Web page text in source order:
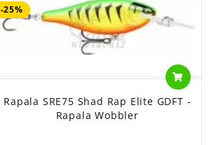
-25%
Rapala SRE75 Shad Rap Elite GDFT -
Rapala Wobbler